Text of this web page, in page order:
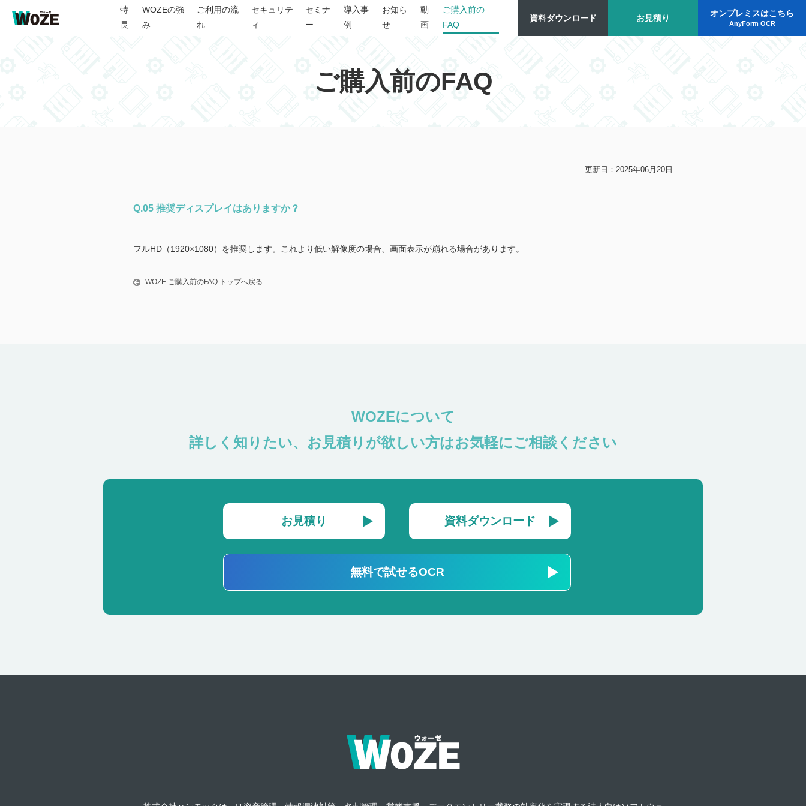
特
長
WOZEの強
み
ご利用の流
れ
セキュリテ
ィ
セミナ
ー
導入事
例
お知ら
せ
動
画
ご購入前の
FAQ
資料ダウンロード お見積り オンプレミスはこちら
AnyForm OCR
ご購入前のFAQ
更新日：2025年06月20日
Q.05 推奨ディスプレイはありますか？
フルHD（1920×1080）を推奨します。これより低い解像度の場合、画面表示が崩れる場合があります。
WOZE ご購入前のFAQ トップへ戻る
WOZEについて
詳しく知りたい、お見積りが欲しい方はお気軽にご相談ください
お見積り 資料ダウンロード
無料で試せるOCR